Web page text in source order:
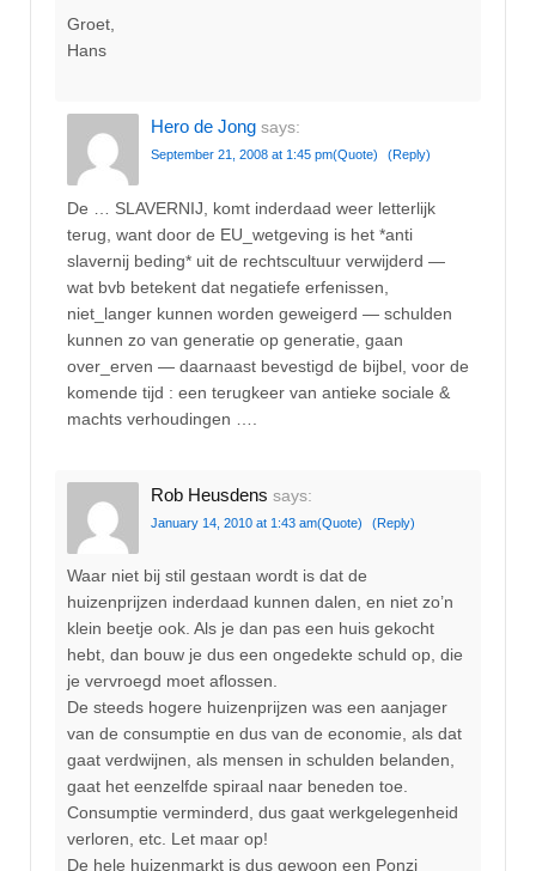
Groet,
Hans
Hero de Jong says:
September 21, 2008 at 1:45 pm(Quote) (Reply)
De … SLAVERNIJ, komt inderdaad weer letterlijk
terug, want door de EU_wetgeving is het *anti
slavernij beding* uit de rechtscultuur verwijderd —
wat bvb betekent dat negatiefe erfenissen,
niet_langer kunnen worden geweigerd — schulden
kunnen zo van generatie op generatie, gaan
over_erven — daarnaast bevestigd de bijbel, voor de
komende tijd : een terugkeer van antieke sociale &
machts verhoudingen ….
Rob Heusdens says:
January 14, 2010 at 1:43 am(Quote) (Reply)
Waar niet bij stil gestaan wordt is dat de
huizenprijzen inderdaad kunnen dalen, en niet zo’n
klein beetje ook. Als je dan pas een huis gekocht
hebt, dan bouw je dus een ongedekte schuld op, die
je vervroegd moet aflossen.
De steeds hogere huizenprijzen was een aanjager
van de consumptie en dus van de economie, als dat
gaat verdwijnen, als mensen in schulden belanden,
gaat het eenzelfde spiraal naar beneden toe.
Consumptie verminderd, dus gaat werkgelegenheid
verloren, etc. Let maar op!
De hele huizenmarkt is dus gewoon een Ponzi